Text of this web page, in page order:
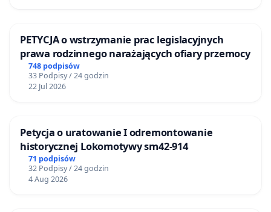
PETYCJA o wstrzymanie prac legislacyjnych
prawa rodzinnego narażających ofiary przemocy
748 podpisów
33 Podpisy / 24 godzin
22 Jul 2026
Petycja o uratowanie I odremontowanie
historycznej Lokomotywy sm42-914
71 podpisów
32 Podpisy / 24 godzin
4 Aug 2026